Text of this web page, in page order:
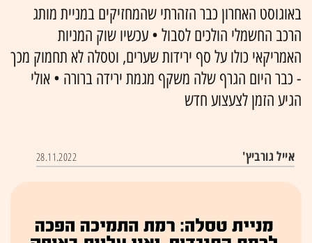
באוגוסט האחרון כבר הזהרתי שהמחזיקים במניית מותג
הרכב החשמלי הולכים לסבול • עכשיו שוק המניות
האמריקאי כולו על סף ירידות שערים, וטסלה לא תחמוק מכך
- כבר היום הגרף שלה משקף מגמת ירידה ברורה • אולי
הגיע הזמן לצעצוע חדש
אייל גורביץ' 28.11.2022